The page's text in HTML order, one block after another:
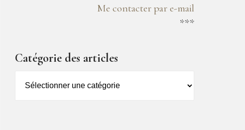
Me contacter par e-mail
***
Catégorie des articles
des